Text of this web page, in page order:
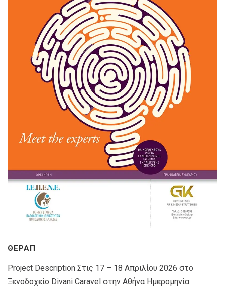
ΘΕΡΑΠ
Project Description Στις 17 – 18 Απριλίου 2026 στο
Ξενοδοχείο Divani Caravel στην Αθήνα Ημερομηνία